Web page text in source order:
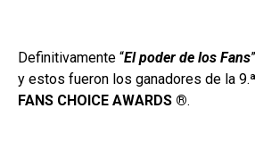
Definitivamente “El poder de los Fans
y estos fueron los ganadores de la
FANS CHOICE AWARDS ®.